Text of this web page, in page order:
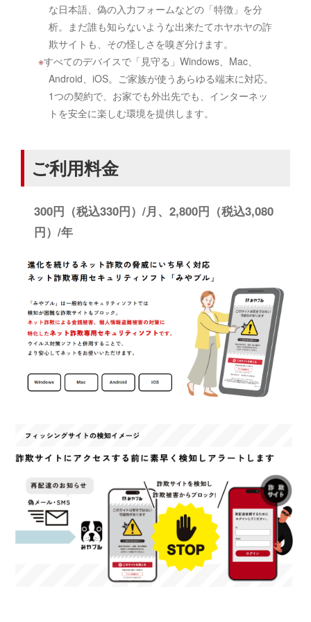
な日本語、偽の入力フォームなどの「特徴」を分
析。まだ誰も知らないような出来たてホヤホヤの詐
欺サイトも、その怪しさを嗅ぎ分けます。
すべてのデバイスで「見守る」Windows、Mac、
Android、iOS。ご家族が使うあらゆる端末に対応。
1つの契約で、お家でも外出先でも、インターネッ
トを安全に楽しむ環境を提供します。
ご利用料金
300円（税込330円）/月、2,800円（税込3,080
円）/年